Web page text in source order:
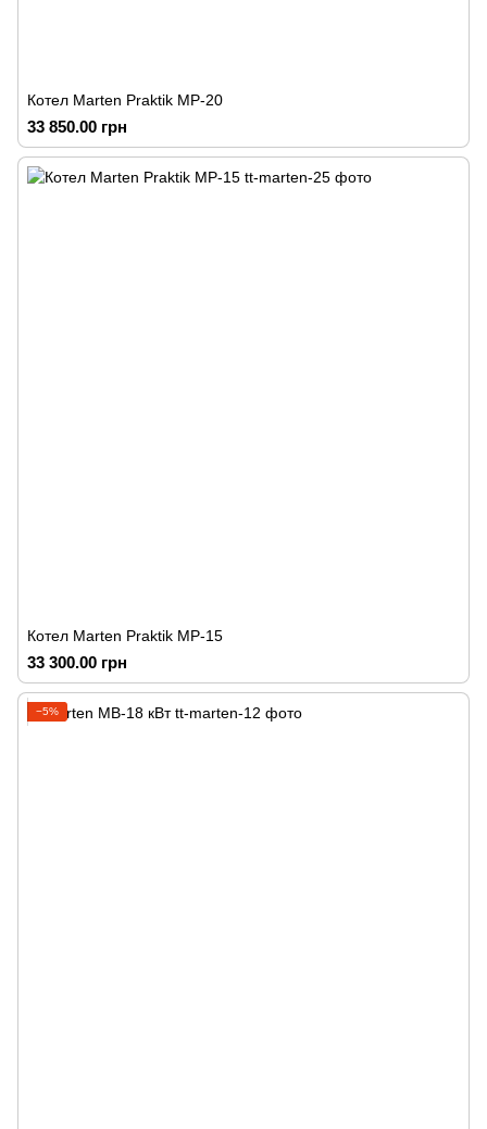
Котел Marten Praktik MP-20
33 850.00 грн
Котел Marten Praktik MP-15
33 300.00 грн
−5%